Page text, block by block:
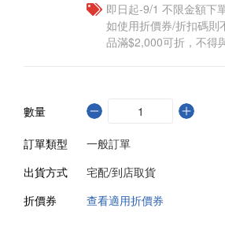
即日起-9/1 不限金額下
如使用折價券/折扣碼則
品滿$2,000可折，不得
數量
訂單類型
一般訂單
出貨方式
宅配/到店取貨
折價券
查看適用折價券